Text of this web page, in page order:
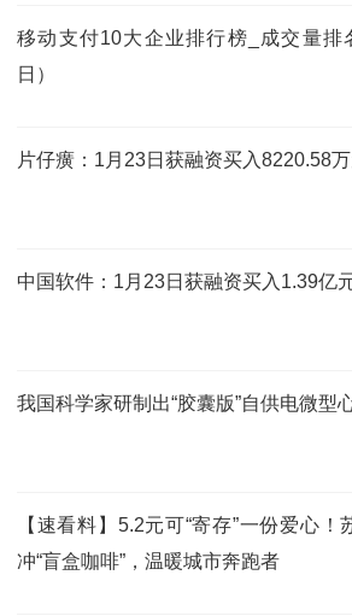
移动支付10大企业排行榜_成交量排
日）
片仔癀：1月23日获融资买入8220.58
中国软件：1月23日获融资买入1.39亿
我国科学家研制出“胶囊版”自供电微型
【速看料】5.2元可“寄存”一份爱心
冲“盲盒咖啡”，温暖城市奔跑者